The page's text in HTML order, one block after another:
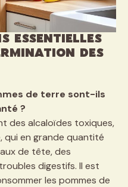
essentielles
des
de terre sont-ils
?
des alcaloïdes toxiques,
qui en grande quantité
de tête, des
digestifs. Il est
les pommes de